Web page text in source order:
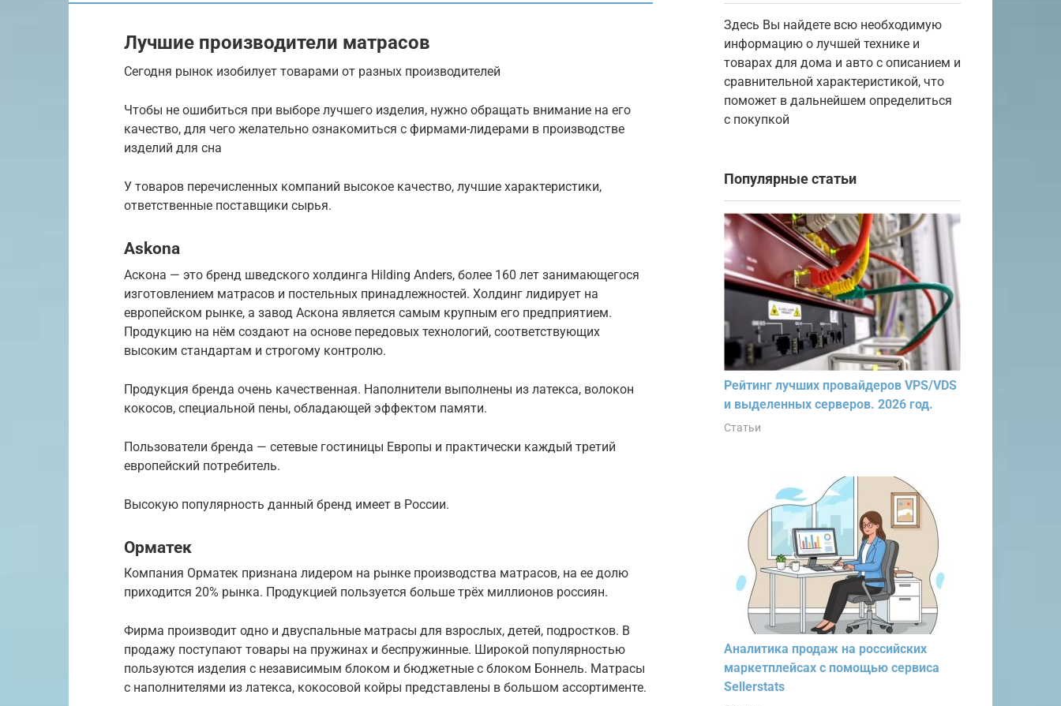
Лучшие производители матрасов
Сегодня рынок изобилует товарами от разных производителей
Чтобы не ошибиться при выборе лучшего изделия, нужно обращать внимание на его
качество, для чего желательно ознакомиться с фирмами-лидерами в производстве
изделий для сна
У товаров перечисленных компаний высокое качество, лучшие характеристики,
ответственные поставщики сырья.
Askona
Аскона — это бренд шведского холдинга Hilding Anders, более 160 лет занимающегося
изготовлением матрасов и постельных принадлежностей. Холдинг лидирует на
европейском рынке, а завод Аскона является самым крупным его предприятием.
Продукцию на нём создают на основе передовых технологий, соответствующих
высоким стандартам и строгому контролю.
Продукция бренда очень качественная. Наполнители выполнены из латекса, волокон
кокосов, специальной пены, обладающей эффектом памяти.
Пользователи бренда — сетевые гостиницы Европы и практически каждый третий
европейский потребитель.
Высокую популярность данный бренд имеет в России.
Орматек
Компания Орматек признана лидером на рынке производства матрасов, на ее долю
приходится 20% рынка. Продукцией пользуется больше трёх миллионов россиян.
Фирма производит одно и двуспальные матрасы для взрослых, детей, подростков. В
продажу поступают товары на пружинах и беспружинные. Широкой популярностью
пользуются изделия с независимым блоком и бюджетные с блоком Боннель. Матрасы
с наполнителями из латекса, кокосовой койры представлены в большом ассортименте.
Здесь Вы найдете всю необходимую
информацию о лучшей технике и
товарах для дома и авто с описанием и
сравнительной характеристикой, что
поможет в дальнейшем определиться
с покупкой
Популярные статьи
Рейтинг лучших провайдеров VPS/VDS
и выделенных серверов. 2026 год.
Статьи
Аналитика продаж на российских
маркетплейсах с помощью сервиса
Sellerstats